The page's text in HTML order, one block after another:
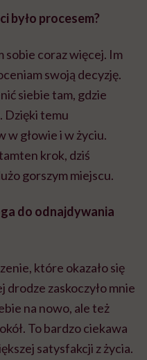
było procesem?
sobie coraz więcej. Im
swoją decyzję.
siebie tam, gdzie
Dzięki temu
w głowie i w życiu.
krok, dziś
gorszym miejscu.
do odnajdywania
które okazało się
zaskoczyło mnie
na nowo, ale też
To bardzo ciekawa
satysfakcji z życia.